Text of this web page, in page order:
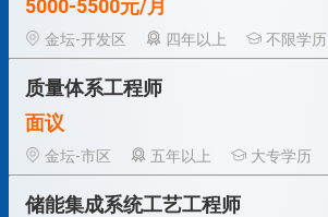
5000-5500元/月
金坛-开发区
四年以上 不限学历
质量体系工程师
面议
金坛-市区
五年以上 大专学历
储能集成系统工艺工程师